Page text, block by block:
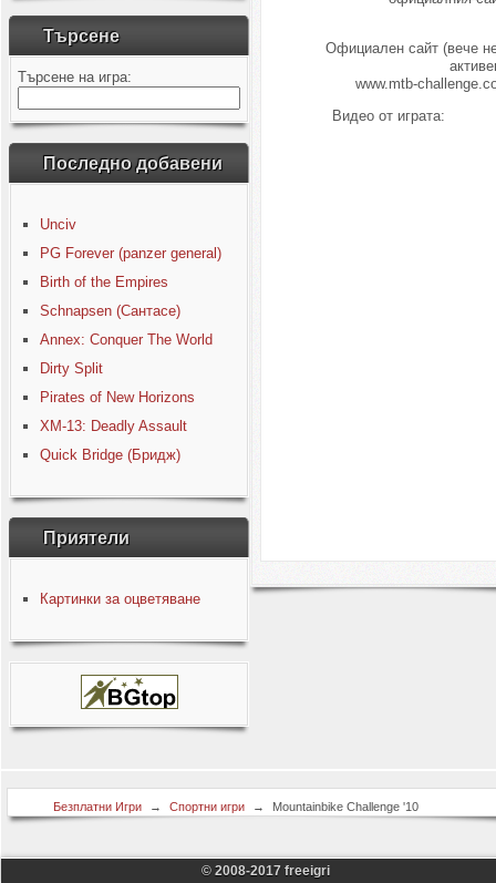
Търсене
Търсене на игра:
Последно добавени
Unciv
PG Forever (panzer general)
Birth of the Empires
Schnapsen (Сантасе)
Annex: Conquer The World
Dirty Split
Pirates of New Horizons
XM-13: Deadly Assault
Quick Bridge (Бридж)
Приятели
Картинки за оцветяване
Официален сайт (вече
www.mtb-
Видео от играта:
Безплатни Игри → Спортни игри → Mountainbike Challenge '10
© 2008-2017 freeigri